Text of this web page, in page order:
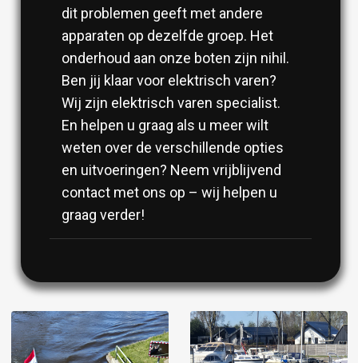
dit problemen geeft met andere
apparaten op dezelfde groep. Het
onderhoud aan onze boten zijn nihil.
Ben jij klaar voor elektrisch varen?
Wij zijn elektrisch varen specialist.
En helpen u graag als u meer wilt
weten over de verschillende opties
en uitvoeringen? Neem vrijblijvend
contact met ons op – wij helpen u
graag verder!
Image Image